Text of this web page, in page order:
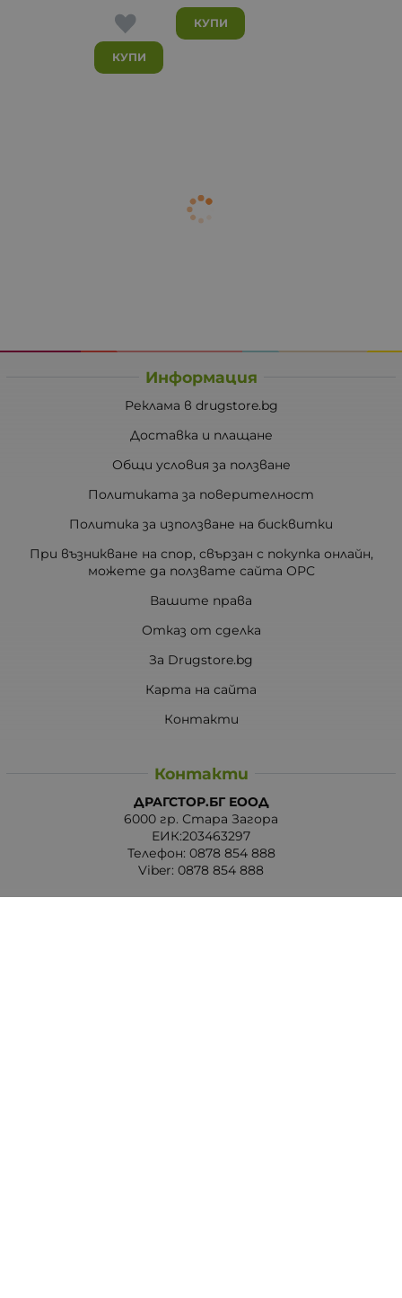
КУПИ
КУПИ
Информация
Реклама в drugstore.bg
Доставка и плащане
Общи условия за ползване
Политиката за поверителност
Политика за използване на бисквитки
При възникване на спор, свързан с покупка онлайн,
можете да ползвате сайта ОРС
Вашите права
Отказ от сделка
За Drugstore.bg
Карта на сайта
Контакти
Контакти
ДРАГСТОР.БГ ЕООД
6000 гр. Стара Загора
ЕИК:203463297
Телефон: 0878 854 888
Viber: 0878 854 888